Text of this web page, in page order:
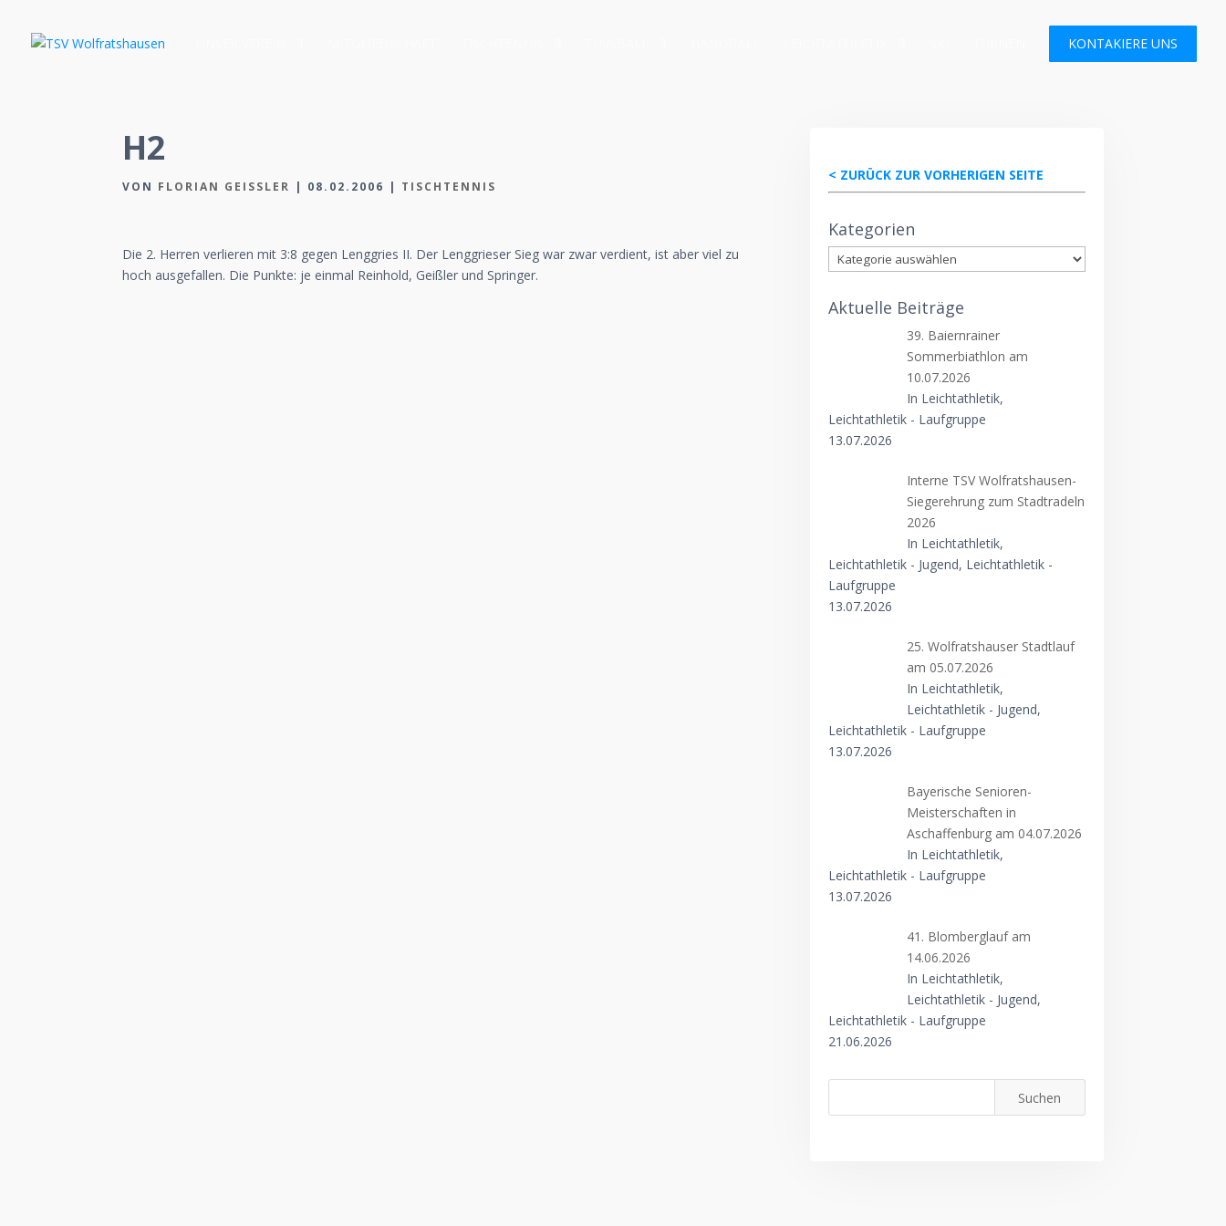
KONTAKIERE UNS
H2
VON FLORIAN GEISSLER | 08.02.2006 | TISCHTENNIS
Die 2. Herren verlieren mit 3:8 gegen Lenggries II. Der Lenggrieser Sieg war zwar verdient, ist aber viel zu
hoch ausgefallen. Die Punkte: je einmal Reinhold, Geißler und Springer.
< ZURÜCK ZUR VORHERIGEN SEITE
Kategorien
Kategorien
Aktuelle Beiträge
39. Baiernrainer
Sommerbiathlon am
10.07.2026
In Leichtathletik,
Leichtathletik - Laufgruppe
13.07.2026
Interne TSV Wolfratshausen-
Siegerehrung zum Stadtradeln
2026
In Leichtathletik,
Leichtathletik - Jugend, Leichtathletik -
Laufgruppe
13.07.2026
25. Wolfratshauser Stadtlauf
am 05.07.2026
In Leichtathletik,
Leichtathletik - Jugend,
Leichtathletik - Laufgruppe
13.07.2026
Bayerische Senioren-
Meisterschaften in
Aschaffenburg am 04.07.2026
In Leichtathletik,
Leichtathletik - Laufgruppe
13.07.2026
41. Blomberglauf am
14.06.2026
In Leichtathletik,
Leichtathletik - Jugend,
Leichtathletik - Laufgruppe
21.06.2026